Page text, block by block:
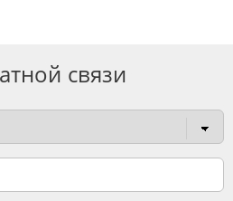
связи